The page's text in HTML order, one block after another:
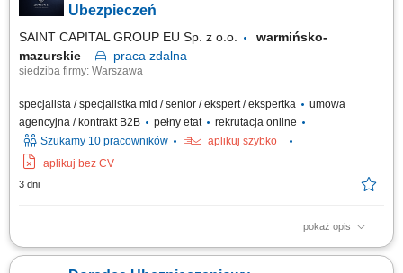
budowaniu długofalowych relacji w obszarze ubezpieczeń na życie;
Ubezpieczeń
SAINT CAPITAL GROUP EU Sp. z o.o.
warmińsko-
mazurskie
praca zdalna
siedziba firmy: Warszawa
specjalista / specjalistka mid / senior / ekspert / ekspertka
umowa
agencyjna / kontrakt B2B
pełny etat
rekrutacja online
Szukamy 10 pracowników
aplikuj szybko
aplikuj bez CV
3 dni
pokaż opis
Opis stanowiska: Kompleksowa obsługa klientów w zakresie produktów